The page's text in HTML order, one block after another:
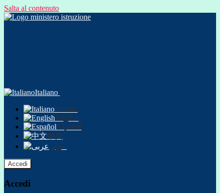
Salta al contenuto
Italiano
Italiano
English
Español
中文
عربى
Accedi
Accedi